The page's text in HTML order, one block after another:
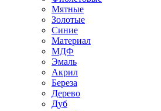
Мятные
Золотые
Синие
Материал
МДФ
Эмаль
Акрил
Береза
Дерево
Дуб